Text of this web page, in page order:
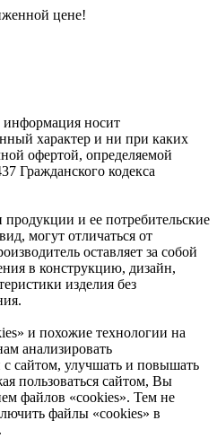
цене!
информация носит
характер и ни при каких
офертой, определяемой
Гражданского кодекса
продукции и ее потребительские
могут отличаться от
оставляет за собой
в конструкцию, дизайн,
изделия без
и похожие технологии на
анализировать
с сайтом, улучшать и повышать
пользоваться сайтом, Вы
файлов «cookies». Тем не
файлы «cookies» в